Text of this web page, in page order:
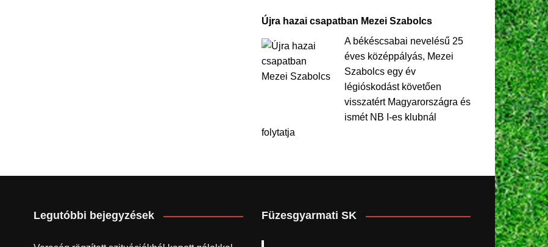
Újra hazai csapatban Mezei Szabolcs
A békéscsabai nevelésű 25
éves középpályás, Mezei
Szabolcs egy év
légióskodást követően
visszatért Magyarországra és
ismét NB I-es klubnál
folytatja
Legutóbbi bejegyzések Füzesgyarmati SK